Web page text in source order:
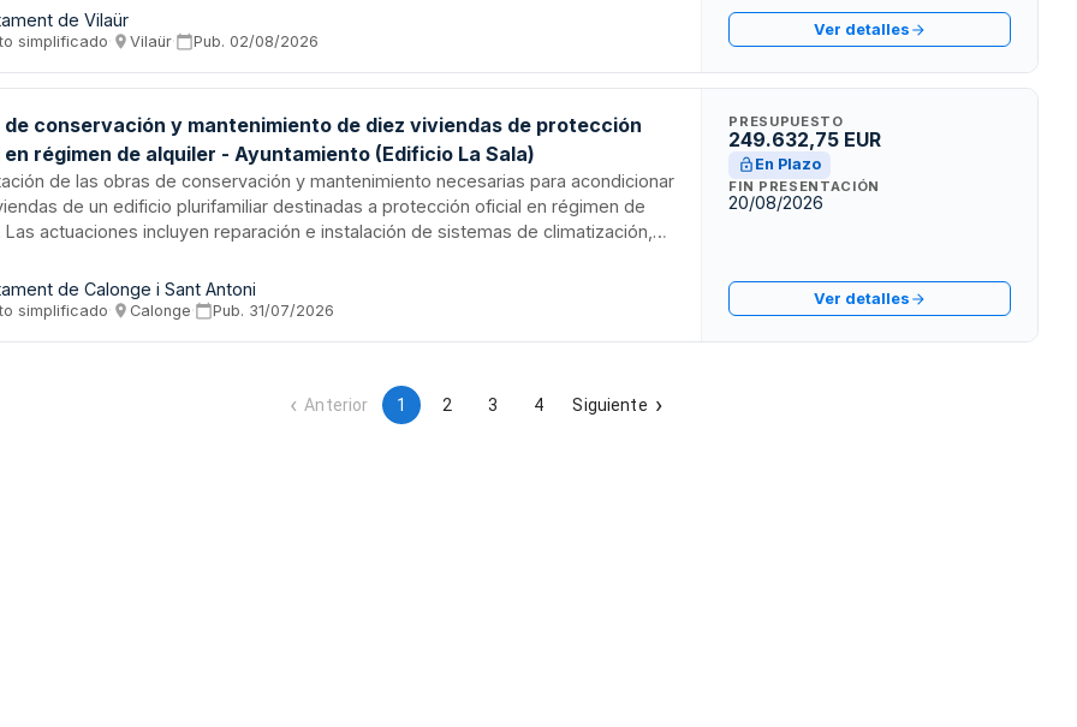
y responsabilizarse de la recogida, reciclaje o reutilización de materiales de
embalaje y todos los residuos generados. El procedimiento es abierto
de Vilaür
simplificado· Vilaür· Pub. 02/08/2026
Ver detalles
de conservación y mantenimiento de diez viviendas de protección
régimen de alquiler - Ayuntamiento (Edificio La Sala)
de las obras de conservación y mantenimiento necesarias para acondicionar
de un edificio plurifamiliar destinadas a protección oficial en régimen de
Las actuaciones incluyen reparación e instalación de sistemas de climatización,
de instalaciones comunitarias y cámaras higiénicas. El proyecto se enmarca
municipales de vivienda social para incorporar las unidades al patrimonio
de Calonge i Sant Antoni
simplificado· Calonge· Pub. 31/07/2026
PRESUPUESTO
249.632,75 EUR
En Plazo
FIN PRESENTACIÓN
20/08/2026
Ver detalles
Anterior 1 2 3 4 Siguiente